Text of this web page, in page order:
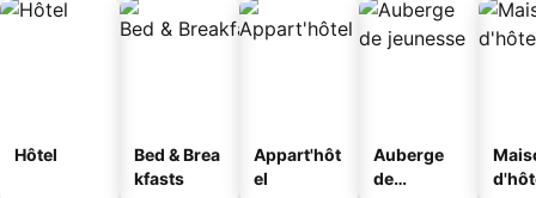
Hôtel
Bed & Brea
kfasts
Appart'hôt
el
Auberge
de